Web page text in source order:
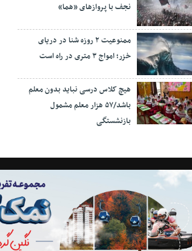
نجف با پروازهای «هما»
ممنوعیت ۲ روزه شنا در دریای
خزر؛ امواج ۳ متری در راه است
هیچ کلاس درسی نباید بدون معلم
باشد/۵۷ هزار معلم مشمول
بازنشستگی